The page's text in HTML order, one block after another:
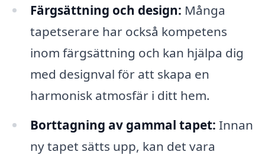
Färgsättning och design: Många
tapetserare har också kompetens
inom färgsättning och kan hjälpa dig
med designval för att skapa en
harmonisk atmosfär i ditt hem.
Borttagning av gammal tapet: Innan
ny tapet sätts upp, kan det vara